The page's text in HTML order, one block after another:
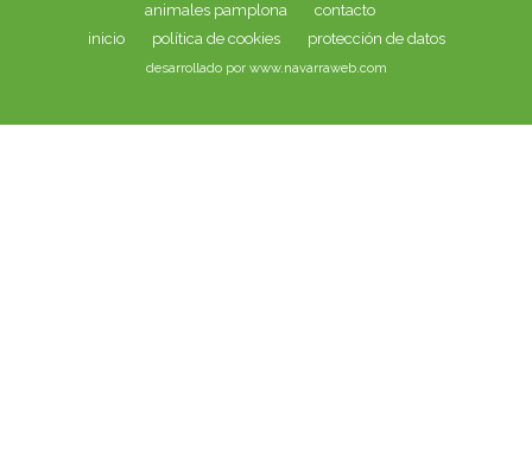
animales pamplona
contacto
inicio
política de cookies protección de datos
desarrollado por www.navarraweb.com